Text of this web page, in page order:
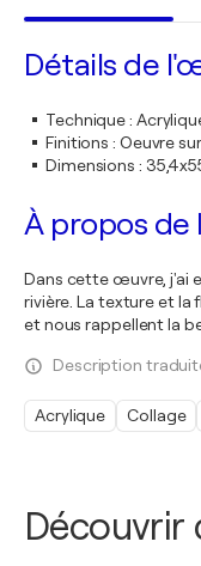
Découvrir
Détails de
Technique:
Finitions : Oeuvre
Dimensions :
À propos de
Dans cette œuvre, j'ai
rivière. La texture et
et nous rappellent la
Description
Acrylique Collage